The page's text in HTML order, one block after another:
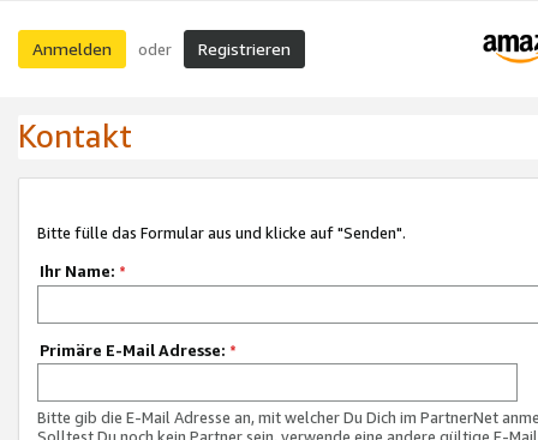
Anmelden oder Registrieren
Kontakt
Bitte fülle das Formular aus und klicke auf "Senden".
Ihr Name: *
Primäre E-Mail Adresse: *
Bitte gib die E-Mail Adresse an, mit welcher Du Dich im PartnerNet